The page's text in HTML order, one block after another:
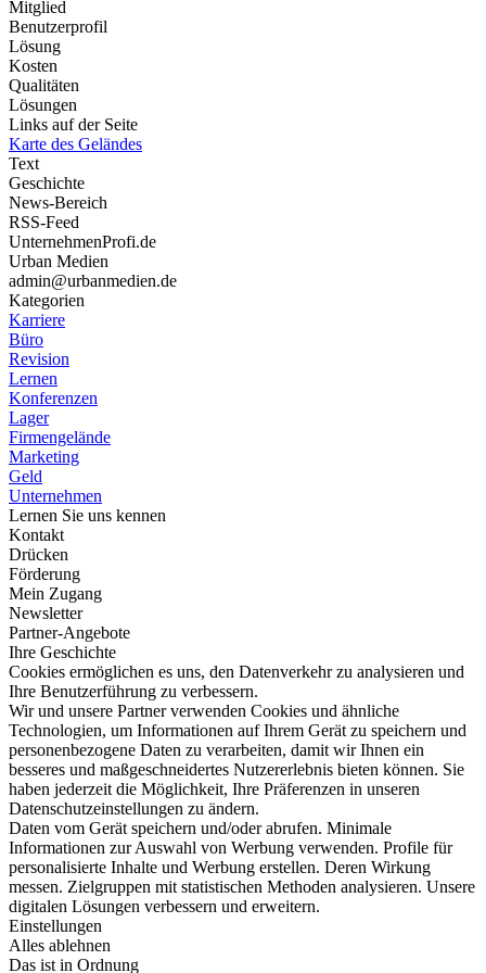
Mitglied
Benutzerprofil
Lösung
Kosten
Qualitäten
Lösungen
Links auf der Seite
Karte des Geländes
Text
Geschichte
News-Bereich
RSS-Feed
UnternehmenProfi.de
Urban Medien
admin@urbanmedien.de
Kategorien
Karriere
Büro
Revision
Lernen
Konferenzen
Lager
Firmengelände
Marketing
Geld
Unternehmen
Lernen Sie uns kennen
Kontakt
Drücken
Förderung
Mein Zugang
Newsletter
Partner-Angebote
Ihre Geschichte
Cookies ermöglichen es uns, den Datenverkehr zu analysieren und
Ihre Benutzerführung zu verbessern.
Wir und unsere Partner verwenden Cookies und ähnliche
Technologien, um Informationen auf Ihrem Gerät zu speichern und
personenbezogene Daten zu verarbeiten, damit wir Ihnen ein
besseres und maßgeschneidertes Nutzererlebnis bieten können. Sie
haben jederzeit die Möglichkeit, Ihre Präferenzen in unseren
Datenschutzeinstellungen zu ändern.
Daten vom Gerät speichern und/oder abrufen. Minimale
Informationen zur Auswahl von Werbung verwenden. Profile für
personalisierte Inhalte und Werbung erstellen. Deren Wirkung
messen. Zielgruppen mit statistischen Methoden analysieren. Unsere
digitalen Lösungen verbessern und erweitern.
Einstellungen
Alles ablehnen
Das ist in Ordnung